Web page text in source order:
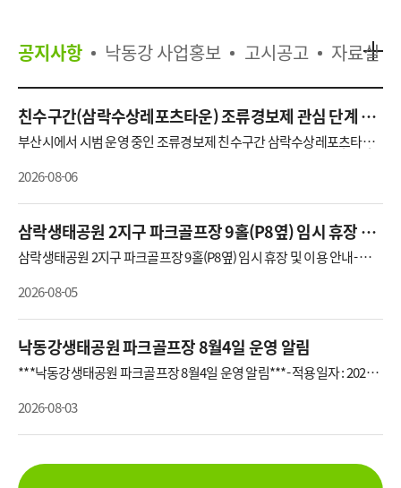
공지사항
친수구간(삼락수상레포츠타운) 조류경보제 관심 단계 알
림
부산시에서 시범 운영 중인 조류경보제 친수구간 삼락수상레포츠타운
지점에 대한 조류측정 결과에 따라2026.8.5.(수) 15:00 조류경보 '관심'
단계를 알려드립니다.자세한 조류측정결과는 우리 본부 홈페이를 참고
하여 주시기 바랍니다.
2026-08-06
삼락생태공원 2지구 파크골프장 9홀(P8옆) 임시 휴장 및
이용 안내
삼락생태공원 2지구 파크골프장 9홀(P8옆) 임시 휴장 및 이용 안내- 적용
일자 : 2026.08.05.(수) ~ 2026.08.23(일)- 구 장 : 삼락2지구 파크골프장 9
홀(P8 주차장 옆)- 문 의 처 : 낙동강관리본부 공원관리팀(담당자 310-60
64)지속되는 폭염과 장기 가뭄으로 인해 파크골프장 잔디 상태가 악화되
여 진행하고 있습니다.아울러 화명, 삼락, 대저생태공원의 다른 구장도
잔디 상태에 따라 휴게시간 외에도 급수작업이 필요하다고 판단되면 일
부 구장은 휴장하여 급수 작업을 진행 할 예정입니다. 모든 구장 휴장하
기 보다는 일부 구장만 휴장하여 번갈아 가며 급수 작업을 진행하오니 많
은 양해 부탁드립니다.
2026-08-05
낙동강생태공원 파크골프장 8월4일 운영 알림
***낙동강생태공원 파크골프장 8월4일 운영 알림***- 적용일자 : 2026.0
8.04.(화) ~ 계속 - 구 장 : 삼락, 화명, 대저생태공원 파크골프장 전구장- 폭
염특보 : 폭염경보- 휴게시간 : 10:00~15:00- 문 의 처 : 낙동강관리본부 공
원관리팀(담당자 310-6037)* 폭염특보에 따라 휴게시간이 변경될 수 있
분히 준비해 주시기 바랍니다. 아울러 몸 상태가 좋지 않으신 경우에는
2026-08-03
낙동강 사업홍보 고시공고 자료실